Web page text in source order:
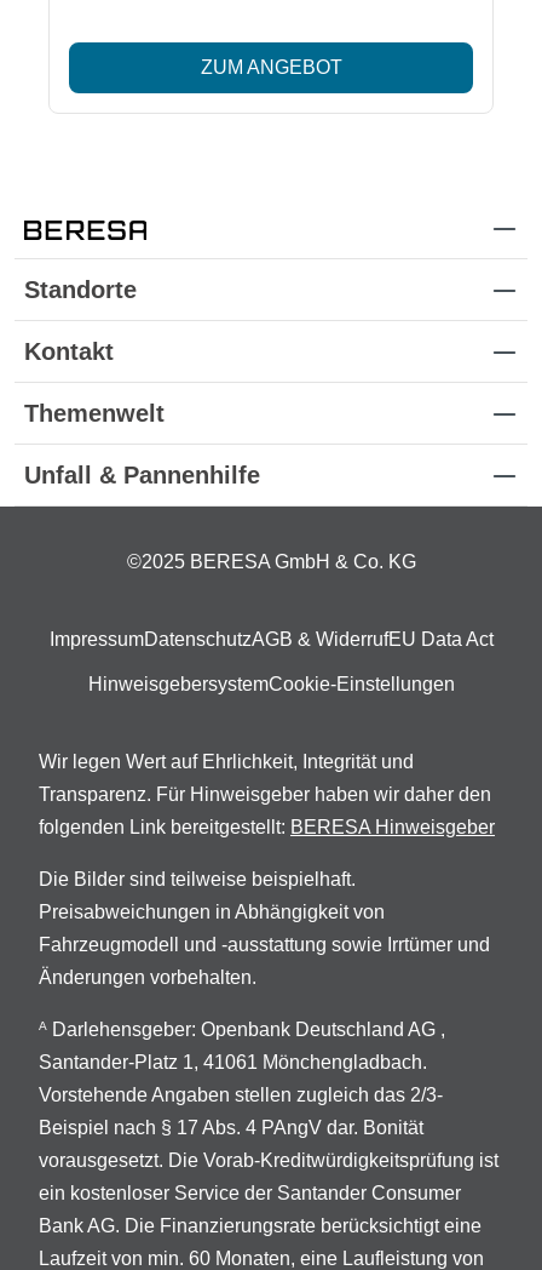
ZUM ANGEBOT
Standorte
Kontakt
Themenwelt
Unfall & Pannenhilfe
©2025 BERESA GmbH & Co. KG
ImpressumDatenschutzAGB & WiderrufEU Data Act
HinweisgebersystemCookie-Einstellungen
Wir legen Wert auf Ehrlichkeit, Integrität und
Transparenz. Für Hinweisgeber haben wir daher den
folgenden Link bereitgestellt: BERESA Hinweisgeber
Die Bilder sind teilweise beispielhaft.
Preisabweichungen in Abhängigkeit von
Fahrzeugmodell und -ausstattung sowie Irrtümer und
Änderungen vorbehalten.
A
Darlehensgeber: Openbank Deutschland AG ,
Santander-Platz 1, 41061 Mönchengladbach.
Vorstehende Angaben stellen zugleich das 2/3-
Beispiel nach § 17 Abs. 4 PAngV dar. Bonität
vorausgesetzt. Die Vorab-Kreditwürdigkeitsprüfung ist
ein kostenloser Service der Santander Consumer
Bank AG. Die Finanzierungsrate berücksichtigt eine
Laufzeit von min. 60 Monaten, eine Laufleistung von